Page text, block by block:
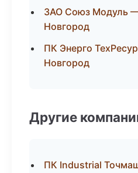
ЗАО Союз Модуль
Новгород
ПК Энерго
Новгород
Другие
ПК Industrial